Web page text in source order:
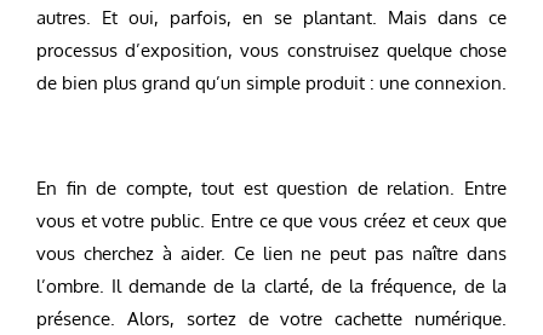
autres. Et oui, parfois, en se plantant. Mais dans ce
processus d’exposition, vous construisez quelque chose
de bien plus grand qu’un simple produit : une connexion.
En fin de compte, tout est question de relation. Entre
vous et votre public. Entre ce que vous créez et ceux que
vous cherchez à aider. Ce lien ne peut pas naître dans
l’ombre. Il demande de la clarté, de la fréquence, de la
présence. Alors, sortez de votre cachette numérique.